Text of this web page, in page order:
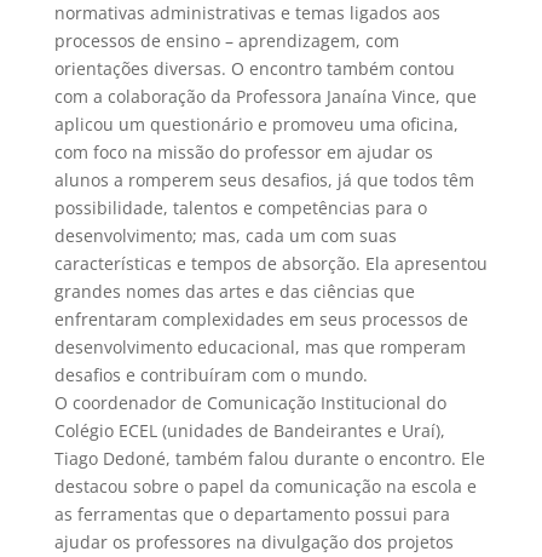
normativas administrativas e temas ligados aos
processos de ensino – aprendizagem, com
orientações diversas. O encontro também contou
com a colaboração da Professora Janaína Vince, que
aplicou um questionário e promoveu uma oficina,
com foco na missão do professor em ajudar os
alunos a romperem seus desafios, já que todos têm
possibilidade, talentos e competências para o
desenvolvimento; mas, cada um com suas
características e tempos de absorção. Ela apresentou
grandes nomes das artes e das ciências que
enfrentaram complexidades em seus processos de
desenvolvimento educacional, mas que romperam
desafios e contribuíram com o mundo.
O coordenador de Comunicação Institucional do
Colégio ECEL (unidades de Bandeirantes e Uraí),
Tiago Dedoné, também falou durante o encontro. Ele
destacou sobre o papel da comunicação na escola e
as ferramentas que o departamento possui para
ajudar os professores na divulgação dos projetos